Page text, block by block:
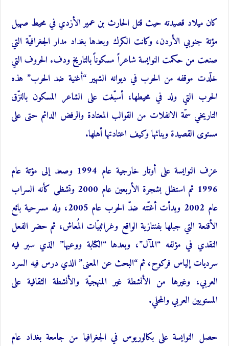
كان ميلاد قصيدته حيث قتل الحارث بن عمير الأزدي في محيط صهيل
مؤتة جنوبي الأردن، وكانت الكرك وبعدها بغداد مدار الجغرافيّة التي
صنعت من حكمت النوايسة شاعراً مسكوناً بالتاريخ ودفء الحروف التي
خلّدت موقفه من الحرب في ديوانه الشهير “أغنية ضد الحرب” هذه
الحرب التي ولد في محيطها، أسبّغت على الشاعر المسكون بالنزّق
التاريخي سمّة الانفلات من القوالب المعتادة والرفض الدائم حتى على
مستوى القصيدة وبنائها وكيف اعتادتها أهلها.
عزف النوايسة على أوتار خارجية عام 1994 وصعد إلى مؤتة عام
1996 ثم استظل بشجرة الأربعين عام 2000 وتشظى كأنه السراب
عام 2002 وبدأت أغنّته ضدّ الحرب عام 2005، وله مسرحية بائع
الأقنعة التي جبلها بفنتازية الواقع وغرائبيّات المُعاش، ثم حضر الفعل
النقدي في مؤلفه “المآل”، وبعدها “الكتابة ووعيها” الذي سبر فيه
سرديات إلياس فركوح، ثم “البحث عن المعنى” الذي درس فيه السرد
العربي، وغيرها من الأنشطة غير المنهجيّة والأنشطة الثقافية على
المستويين العربي والمحلي.
حصل النوايسة على بكالوريوس في الجغرافيا من جامعة بغداد عام